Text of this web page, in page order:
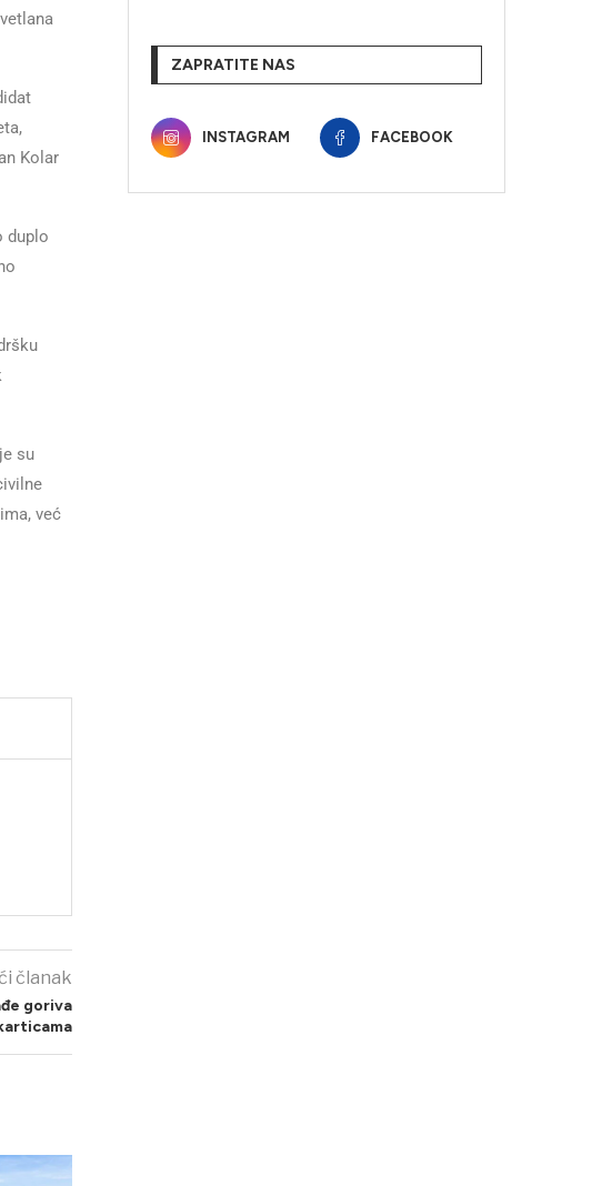
Kolar
duplo
su
već
članak
goriva
ZAPRATITE NAS
INSTAGRAM FACEBOOK